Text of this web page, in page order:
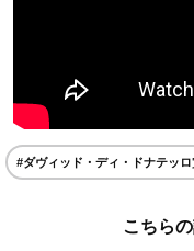
#ダヴィッド・ディ・ドナテッロ
こちら